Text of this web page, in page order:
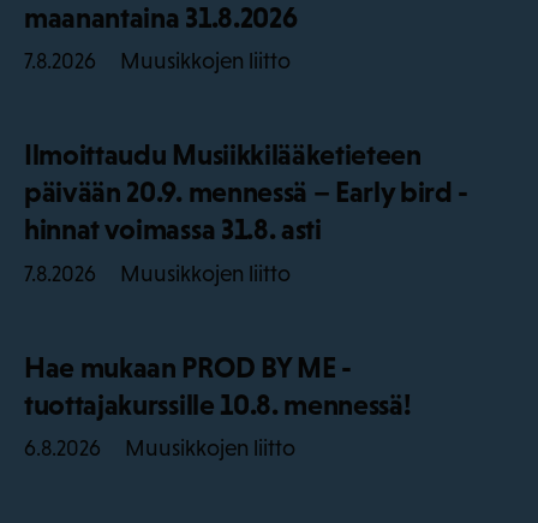
maanantaina 31.8.2026
7.8.2026 Muusikkojen liitto
Ilmoittaudu Musiikkilääketieteen
päivään 20.9. mennessä – Early bird -
hinnat voimassa 31.8. asti
7.8.2026 Muusikkojen liitto
Hae mukaan PROD BY ME -
tuottajakurssille 10.8. mennessä!
6.8.2026 Muusikkojen liitto